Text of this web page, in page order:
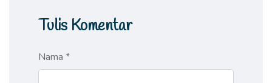
Tulis Komentar
Nama *